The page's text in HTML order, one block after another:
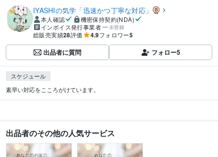
IYASHIの気学「迅速かつ丁寧な対応」
本人確認
機密保持契約(NDA)
インボイス発行事業者
未登録
総販売実績28評価 4.9フォロワー5
出品者に質問 フォロー5
スケジュール
素早い対応をこころがけています。
出品者のその他の人気サービス